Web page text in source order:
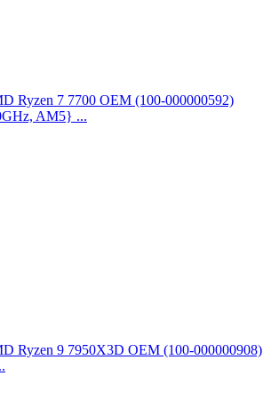
Ryzen 7 7700 OEM (100-000000592)
AM5} ...
Ryzen 9 7950X3D OEM (100-000000908)